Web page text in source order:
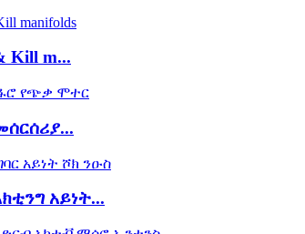
Kill m...
አይነት...